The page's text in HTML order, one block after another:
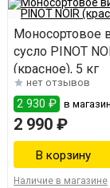
Моносортовое
сусло PINOT
(красное), 5 кг
нет отзывов
2 930 ₽ в
2 990 ₽
Наличие в магазине